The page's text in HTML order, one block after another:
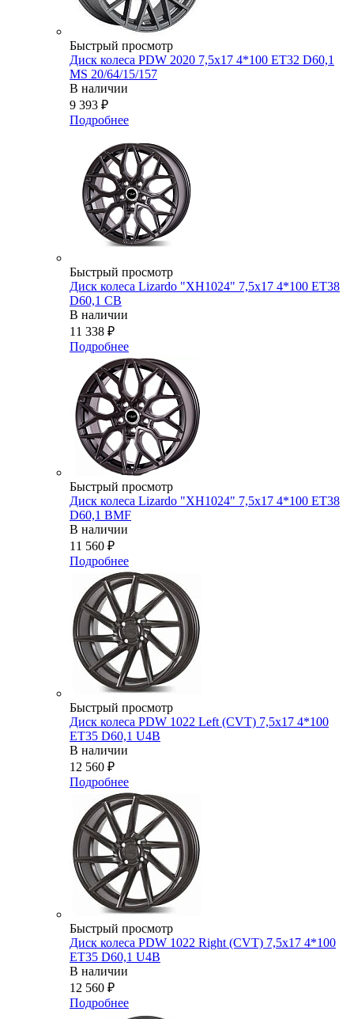
Быстрый просмотр
Диск колеса PDW 2020 7,5x17 4*100 ET32 D60,1
MS 20/64/15/157
В наличии
9 393 ₽
Подробнее
Быстрый просмотр
Диск колеса Lizardo "XH1024" 7,5х17 4*100 ET38
D60,1 CB
В наличии
11 338 ₽
Подробнее
Быстрый просмотр
Диск колеса Lizardo "XH1024" 7,5х17 4*100 ET38
D60,1 BMF
В наличии
11 560 ₽
Подробнее
Быстрый просмотр
Диск колеса PDW 1022 Left (CVT) 7,5x17 4*100
ET35 D60,1 U4B
В наличии
12 560 ₽
Подробнее
Быстрый просмотр
Диск колеса PDW 1022 Right (CVT) 7,5x17 4*100
ET35 D60,1 U4B
В наличии
12 560 ₽
Подробнее